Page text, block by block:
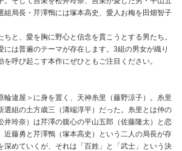
組局長・芹澤鴨には塚本高史、愛人お梅を田畑智子
と、愛を胸に野心と信念を貫こうとする男たち。
には普遍のテーマが存在します。3組の男女が織り
呼び起こす本作にぜひともご注目ください。
輪違屋＞に身を置く、天神糸里（藤野涼子）。糸里
選組の土方歳三（溝端淳平）だった。糸里とは仲の
井玲奈）は芹澤の腹心の平山五郎（佐藤隆太）と恋
近藤勇と芹澤鴨（塚本高史）という二人の局長が存
深めていくが、それは「百姓」と「武士」という決